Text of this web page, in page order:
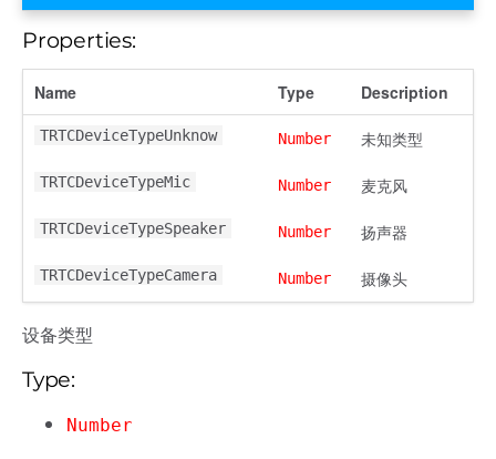
Properties:
Name Type Description
TRTCDeviceTypeUnknow Number 未知类型
TRTCDeviceTypeMic Number 麦克风
TRTCDeviceTypeSpeaker Number 扬声器
TRTCDeviceTypeCamera Number 摄像头
设备类型
Type:
Number